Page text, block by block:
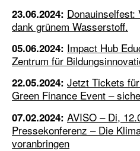
23.06.2024: Donauinselfest:
dank grünem Wasserstoff.
05.06.2024: Impact Hub
Zentrum für
22.05.2024: Jetzt Tickets für
Green Finance Event –
07.02.2024: AVISO – Di,
Pressekonferenz – Die
voranbringen